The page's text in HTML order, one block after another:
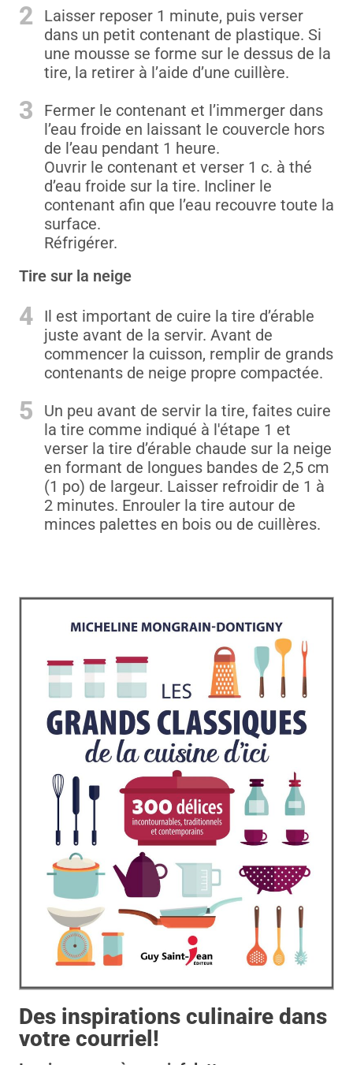
2
Laisser reposer 1 minute, puis verser
dans un petit contenant de plastique. Si
une mousse se forme sur le dessus de la
tire, la retirer à l’aide d’une cuillère.
3
Fermer le contenant et l’immerger dans
l’eau froide en laissant le couvercle hors
de l’eau pendant 1 heure.
Ouvrir le contenant et verser 1 c. à thé
d’eau froide sur la tire. Incliner le
contenant afin que l’eau recouvre toute la
surface.
Réfrigérer.
Tire sur la neige
4
Il est important de cuire la tire d’érable
juste avant de la servir. Avant de
commencer la cuisson, remplir de grands
contenants de neige propre compactée.
5
Un peu avant de servir la tire, faites cuire
la tire comme indiqué à l'étape 1 et
verser la tire d’érable chaude sur la neige
en formant de longues bandes de 2,5 cm
(1 po) de largeur. Laisser refroidir de 1 à
2 minutes. Enrouler la tire autour de
minces palettes en bois ou de cuillères.
Des inspirations culinaire dans
votre courriel!